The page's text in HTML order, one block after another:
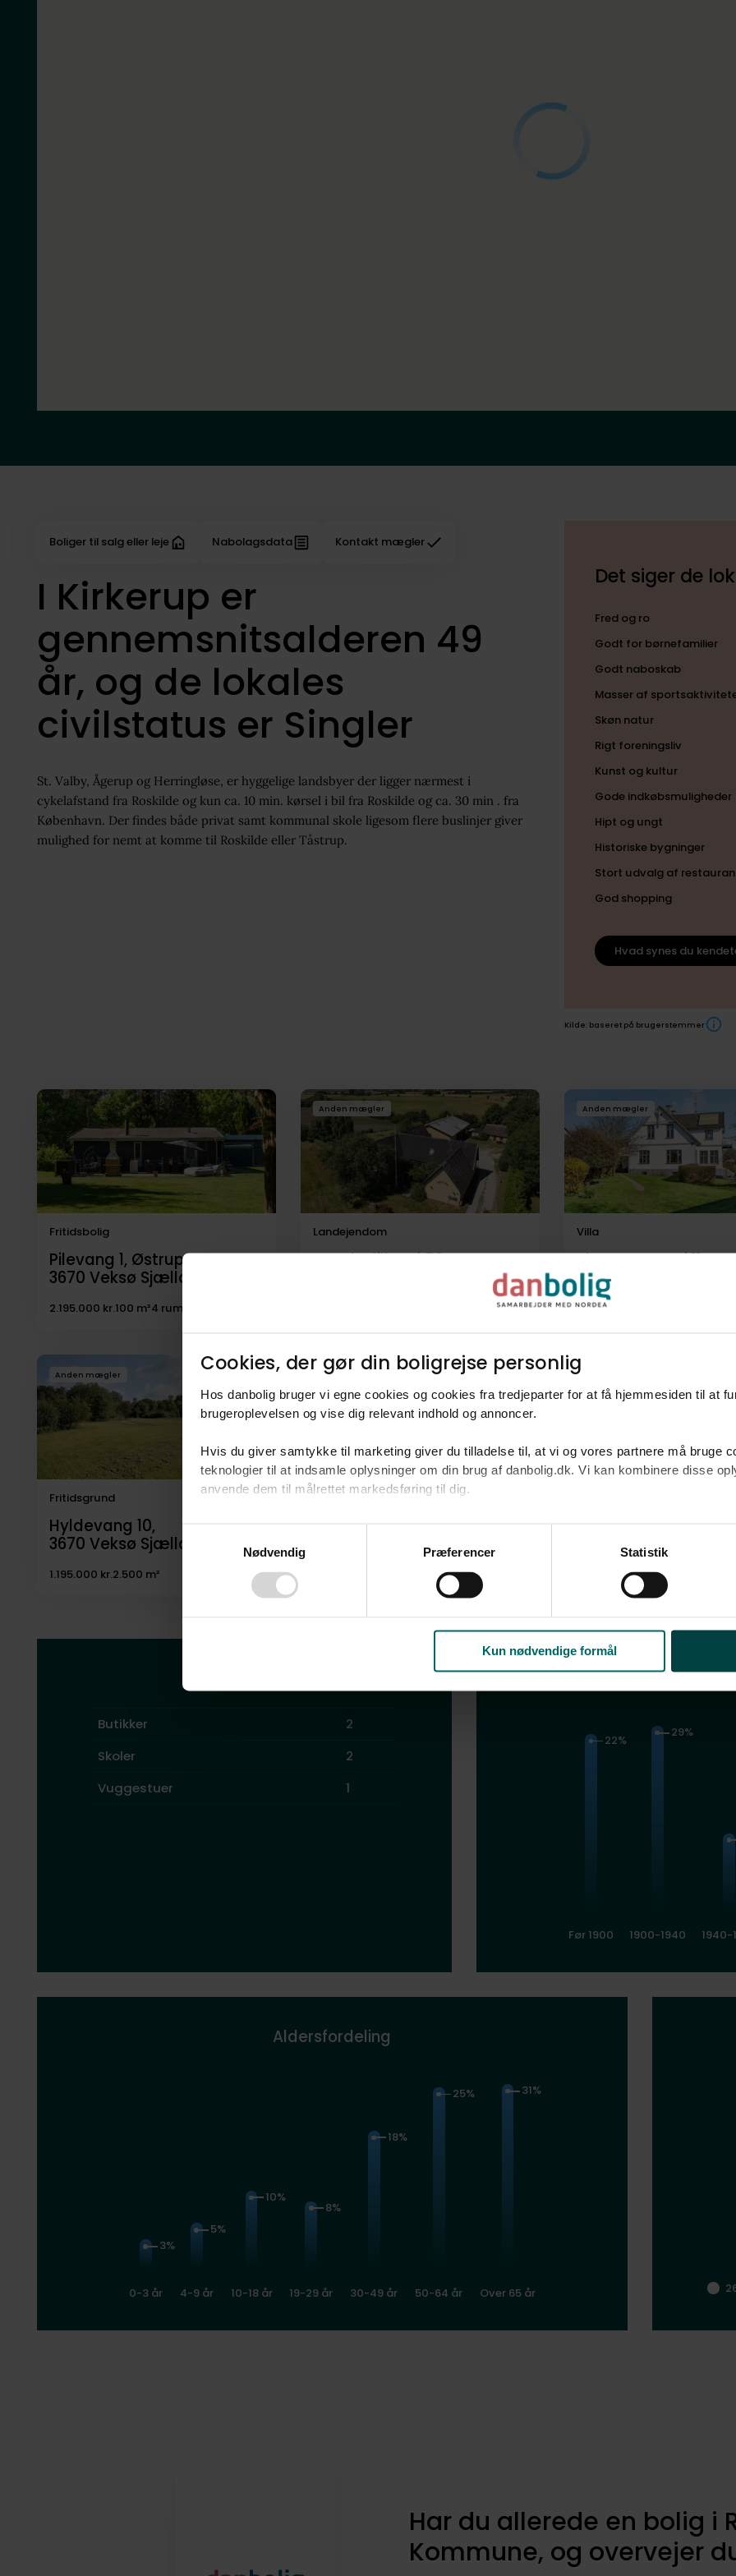
Cookies, der gør din boligrejse personlig​
Hos danbolig bruger vi egne cookies og cookies fra tredjeparter for at få hjemmesiden til at
brugeroplevelsen og vise dig relevant indhold og annoncer.​
Hvis du giver samtykke til marketing giver du tilladelse til, at vi og vores partnere må bruge
teknologier til at indsamle oplysninger om din brug af danbolig.dk. Vi kan kombinere disse
anvende dem til målrettet markedsføring til dig.​
Ved at klikke på ”OK” giver du samtykke til alle formål. Du kan til enhver tid læse mere om
tilbagekalde dit samtykke ved at følge linket til vores
. Oplysninger om
Selection
Nødvendig Præferencer Statistik
Kun nødvendige formål
Boliger til salg eller leje Nabolagsdata Kontakt mægler
I Kirkerup er
gennemsnitsalderen 49
år, og de lokales
civilstatus er Singler
St. Valby, Ågerup og Herringløse, er hyggelige landsbyer der ligger nærmest i
cykelafstand fra Roskilde og kun ca. 10 min. kørsel i bil fra Roskilde og ca. 30 min . fra
København. Der findes både privat samt kommunal skole ligesom flere buslinjer giver
mulighed for nemt at komme til Roskilde eller Tåstrup.
Det siger de
Fred og ro
Godt for børnefamilier
Godt naboskab
Masser af
Skøn natur
Rigt foreningsliv
Kunst og kultur
Gode indkøbsmuligheder
Hipt og ungt
Historiske bygninger
Stort udvalg af
God shopping
Hvad synes du
Kilde: baseret på brugerstemmer
Boliger
til
salg
Fritidsbolig
Pilevang 1, Østrup,
3670 Veksø Sjælland
2.195.000 kr.100 m²4 rum
Anden mægler
Landejendom
Gundsølillevej 58,
Anden mægler
Villa
Slettemosevej 11,
3670
6.595.000 kr.
Anden mægler
Fritidsgrund
Hyldevang 10,
3670 Veksø Sjælland
1.195.000 kr.2.500 m²
Butikker
2
Skoler
2
Vuggestuer
1
Byggestil -
22%
Før 1900
29%
1900-1940 1940-
Aldersfordeling
3%
0-3 år
5%
4-9 år
10%
10-18 år
8%
19-29 år
18%
30-49 år
25%
50-64 år
31%
Over 65 år
Har du allerede en bolig i
Kommune, og overvejer